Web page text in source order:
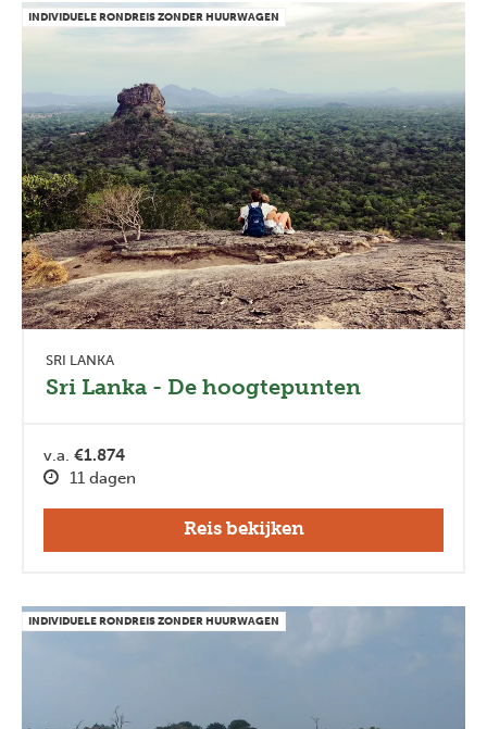
INDIVIDUELE RONDREIS ZONDER HUURWAGEN
SRI LANKA
Sri Lanka - De hoogtepunten
v.a. €1.874
11 dagen
Reis bekijken
INDIVIDUELE RONDREIS ZONDER HUURWAGEN